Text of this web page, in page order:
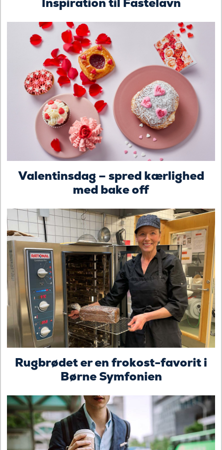
Valentinsdag – spred kærlighed
med bake off
Rugbrødet er en frokost-favorit i
Børne Symfonien